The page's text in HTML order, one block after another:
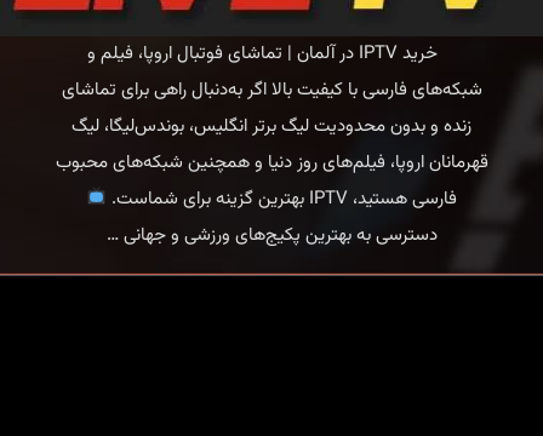
خرید IPTV در آلمان | تماشای فوتبال اروپا، فیلم و
شبکه‌های فارسی با کیفیت بالا اگر به‌دنبال راهی برای تماشای
زنده و بدون محدودیت لیگ برتر انگلیس، بوندس‌لیگا، لیگ
قهرمانان اروپا، فیلم‌های روز دنیا و همچنین شبکه‌های محبوب
فارسی هستید، IPTV بهترین گزینه برای شماست.
دسترسی به بهترین پکیج‌های ورزشی و جهانی…
IPTV